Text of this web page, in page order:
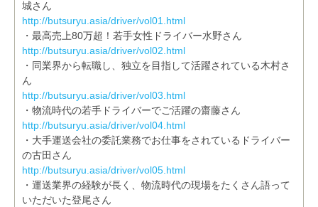
城さん
http://butsuryu.asia/driver/vol01.html
・最高売上80万超！若手女性ドライバー水野さん
http://butsuryu.asia/driver/vol02.html
・同業界から転職し、独立を目指して活躍されている木村さ
ん
http://butsuryu.asia/driver/vol03.html
・物流時代の若手ドライバーでご活躍の齋藤さん
http://butsuryu.asia/driver/vol04.html
・大手運送会社の委託業務でお仕事をされているドライバー
の古田さん
http://butsuryu.asia/driver/vol05.html
・運送業界の経験が長く、物流時代の現場をたくさん語って
いただいた登尾さん